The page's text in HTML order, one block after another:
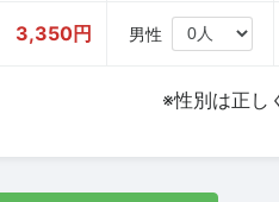
3,350円 男性
※性別は正し